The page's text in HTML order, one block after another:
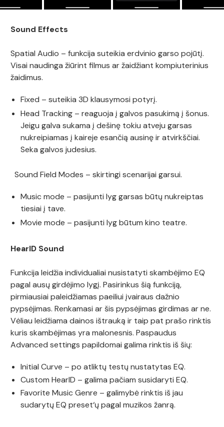
Sound Effects
Spatial Audio – funkcija suteikia erdvinio garso pojūtį.
Visai naudinga žiūrint filmus ar žaidžiant kompiuterinius
žaidimus.
Fixed – suteikia 3D klausymosi potyrį.
Head Tracking – reaguoja į galvos pasukimą į šonus.
Jeigu galva sukama į dešinę tokiu atveju garsas
nukreipiamas į kaireje esančią ausinę ir atvirkščiai.
Seka galvos judesius.
Sound Field Modes – skirtingi scenarijai garsui.
Music mode – pasijunti lyg garsas būtų nukreiptas
tiesiai į tave.
Movie mode – pasijunti lyg būtum kino teatre.
HearID Sound
Funkcija leidžia individualiai nusistatyti skambėjimo EQ
pagal ausų girdėjimo lygį. Pasirinkus šią funkciją,
pirmiausiai paleidžiamas paeiliui įvairaus dažnio
pypsėjimas. Renkamasi ar šis pypsėjimas girdimas ar ne.
Vėliau leidžiama dainos ištrauką ir taip pat prašo rinktis
kuris skambėjimas yra malonesnis. Paspaudus
Advanced settings papildomai galima rinktis iš šių:
Initial Curve – po atliktų testų nustatytas EQ.
Custom HearID – galima pačiam susidaryti EQ.
Favorite Music Genre – galimybė rinktis iš jau
sudarytų EQ preset‘ų pagal muzikos žanrą.